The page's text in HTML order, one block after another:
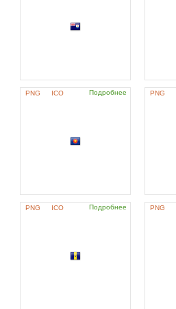
PNG ICO Подробнее PNG
PNG ICO Подробнее PNG